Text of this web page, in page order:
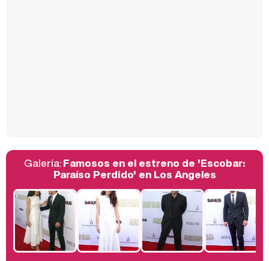
Manu Baqueiro: "Tuve como referente a Bruce Willis en 'Luz de Luna' para mi trabajo en la serie 'Perdiendo el juicio'"
Galería:Famosos en el estreno de 'Escobar:
Paraíso Perdido' en Los Angeles